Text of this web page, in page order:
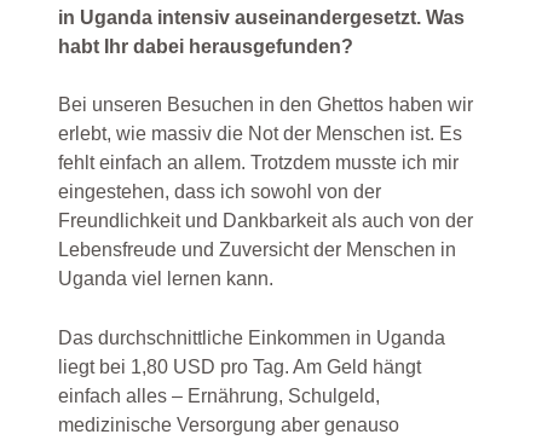
in Uganda intensiv auseinandergesetzt. Was
habt Ihr dabei herausgefunden?
Bei unseren Besuchen in den Ghettos haben wir
erlebt, wie massiv die Not der Menschen ist. Es
fehlt einfach an allem. Trotzdem musste ich mir
eingestehen, dass ich sowohl von der
Freundlichkeit und Dankbarkeit als auch von der
Lebensfreude und Zuversicht der Menschen in
Uganda viel lernen kann.
Das durchschnittliche Einkommen in Uganda
liegt bei 1,80 USD pro Tag. Am Geld hängt
einfach alles – Ernährung, Schulgeld,
medizinische Versorgung aber genauso